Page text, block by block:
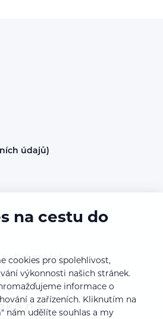
údajů)
našich značek
na:
na cestu do
cookies pro spolehlivost,
výkonnosti našich stránek.
informace o
a zařízeních. Kliknutím na
nám udělíte souhlas a my